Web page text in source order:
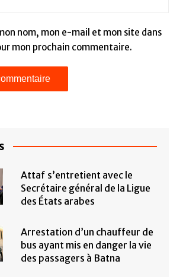
nom, mon e-mail et mon site dans
mon prochain commentaire.
Attaf s’entretient avec le
Secrétaire général de la Ligue
des États arabes
Arrestation d’un chauffeur de
bus ayant mis en danger la vie
des passagers à Batna